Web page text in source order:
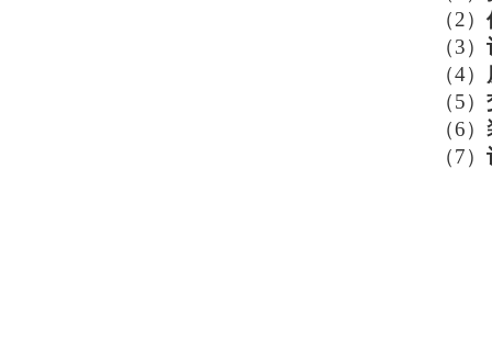
（2）
（3）
（4）
（5）
（6）
（7）